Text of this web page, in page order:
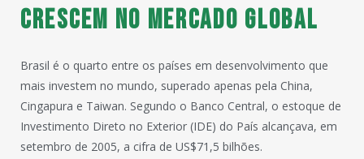
crescem no mercado global
Brasil é o quarto entre os países em desenvolvimento que
mais investem no mundo, superado apenas pela China,
Cingapura e Taiwan. Segundo o Banco Central, o estoque de
Investimento Direto no Exterior (IDE) do País alcançava, em
setembro de 2005, a cifra de US$71,5 bilhões.